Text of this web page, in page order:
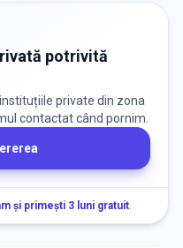
locuri libere
potrivită
private din zona
contactat când pornim.
și primești 3 luni gratuit.